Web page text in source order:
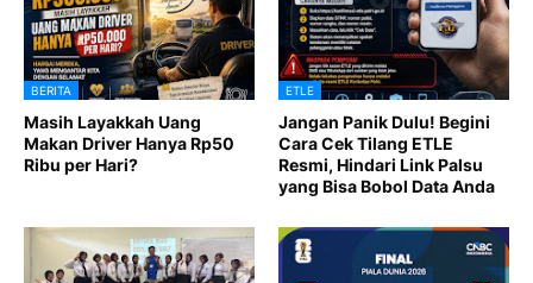
BERITA
Masih Layakkah Uang
Makan Driver Hanya Rp50
Ribu per Hari?
ETLE
Jangan Panik Dulu! Begini
Cara Cek Tilang ETLE
Resmi, Hindari Link Palsu
yang Bisa Bobol Data Anda